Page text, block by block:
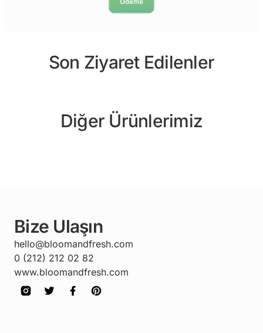
Son Ziyaret Edilenler
Diğer Ürünlerimiz
Bize Ulaşın
hello@bloomandfresh.com
0 (212) 212 02 82
www.bloomandfresh.com